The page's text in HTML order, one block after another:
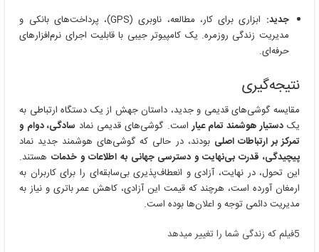
جدید:
ابزاری برای کار، مطالعه، ناوبری (GPS)، پرداخت‌های بانکی و
مدیریت زندگی روزمره. یک کامپیوتر جیبی با قابلیت اجرای نرم‌افزارهای
حرفه‌ای.
نتیجه‌گیری
مقایسه گوشی‌های قدیمی و جدید، داستان جهش از یک دستگاه ارتباطی به
یکدستیار هوشمند تمام عیاراست. گوشی‌های قدیمی نماد سادگی، دوام و
تمرکز بر ارتباطات اصلی بودند، در حالی که گوشی‌های هوشمند جدید نماد
پیچیدگی، قدرت بی‌نهایت و دسترسی جهانی به اطلاعات و خدمات هستند.
این تحول، در نهایت، آزادی و انعطاف‌پذیری بی‌سابقه‌ای را برای کاربران به
ارمغان آورده است، هرچند که قیمت این آزادی، کاهش عمر باتری و نیاز به
مدیریت دائمی توجه و اعلان‌ها بوده است.
5فیلم که زندگی شما را تغییر میدهد